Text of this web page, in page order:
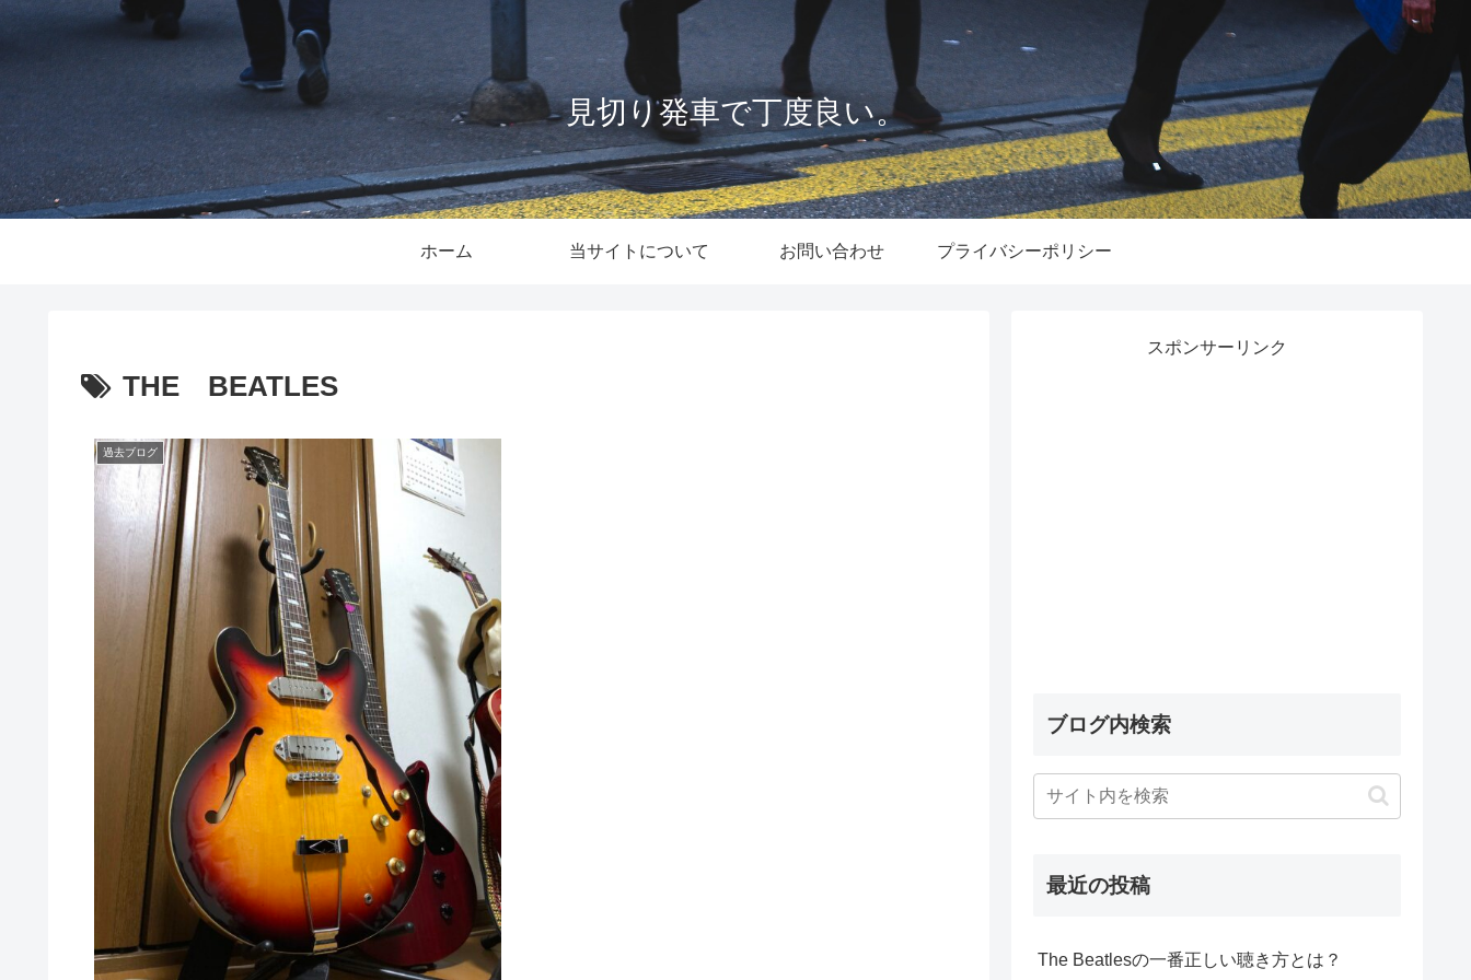
見切り発車で丁度良い。
ホーム 当サイトについて お問い合わせ プライバシーポリシー
THE BEATLES
過去ブログ
スポンサーリンク
ブログ内検索
最近の投稿
The Beatlesの一番正しい聴き方とは？